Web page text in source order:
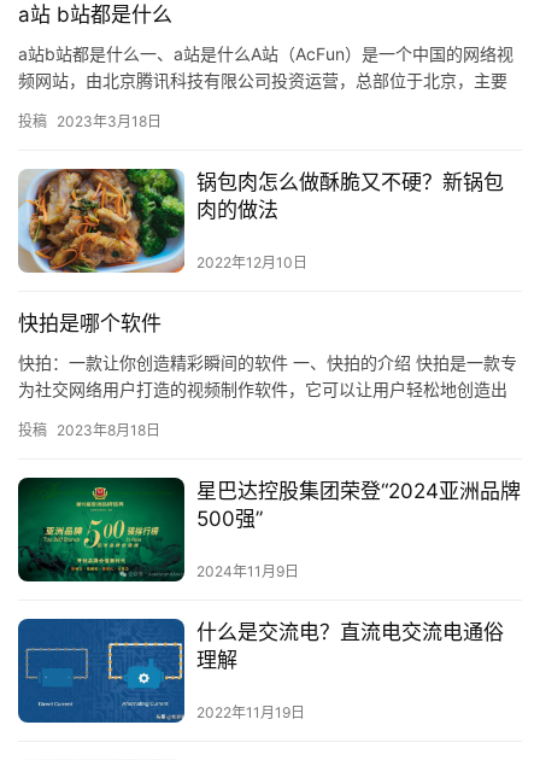
a站 b站都是什么
a站b站都是什么一、a站是什么A站（AcFun）是一个中国的网络视
频网站，由北京腾讯科技有限公司投资运营，总部位于北京，主要
投稿 2023年3月18日
锅包肉怎么做酥脆又不硬？新锅包
肉的做法
2022年12月10日
快拍是哪个软件
快拍：一款让你创造精彩瞬间的软件 一、快拍的介绍 快拍是一款专
为社交网络用户打造的视频制作软件，它可以让用户轻松地创造出
简…
投稿 2023年8月18日
星巴达控股集团荣登“2024亚洲品牌
500强”
2024年11月9日
什么是交流电？直流电交流电通俗
理解
2022年11月19日